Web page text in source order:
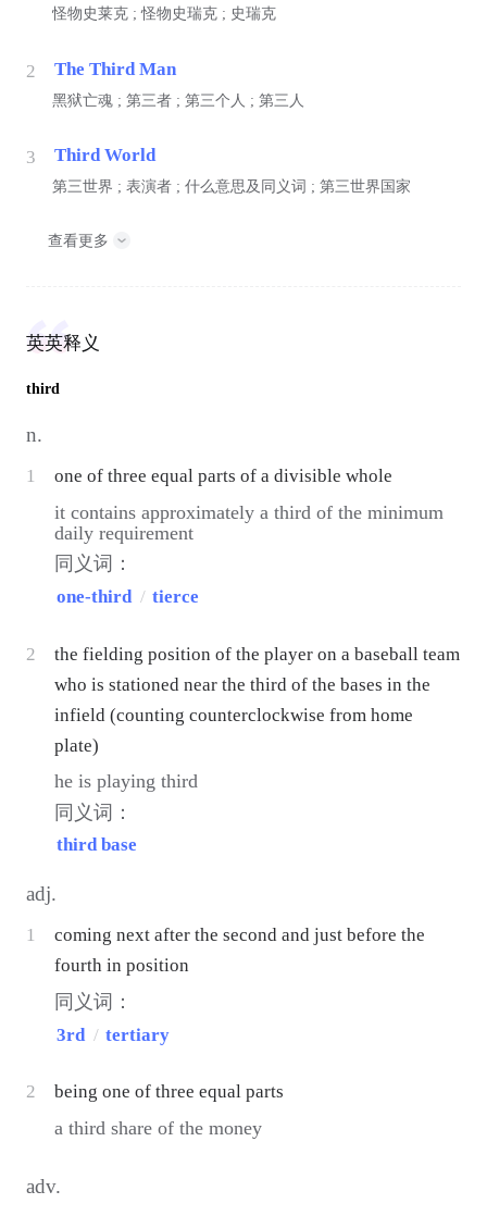
怪物史莱克 ; 怪物史瑞克 ; 史瑞克
2 The Third Man
黑狱亡魂 ; 第三者 ; 第三个人 ; 第三人
3 Third World
第三世界 ; 表演者 ; 什么意思及同义词 ; 第三世界国家
查看更多
英英释义
third
n.
1 one of three equal parts of a divisible whole
it contains approximately a third of the minimum
daily requirement
同义词：
one-third/ tierce
2
the fielding position of the player on a baseball team
who is stationed near the third of the bases in the
infield (counting counterclockwise from home
plate)
he is playing third
同义词：
third base
adj.
1
coming next after the second and just before the
fourth in position
同义词：
3rd / tertiary
2 being one of three equal parts
a third share of the money
adv.